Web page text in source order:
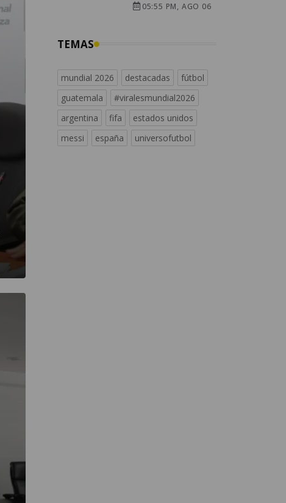
05:55 PM, AGO 06
TEMAS
mundial 2026 destacadas
fútbol
guatemala
#viralesmundial2026
argentina
fifa
estados unidos
messi
españa universofutbol